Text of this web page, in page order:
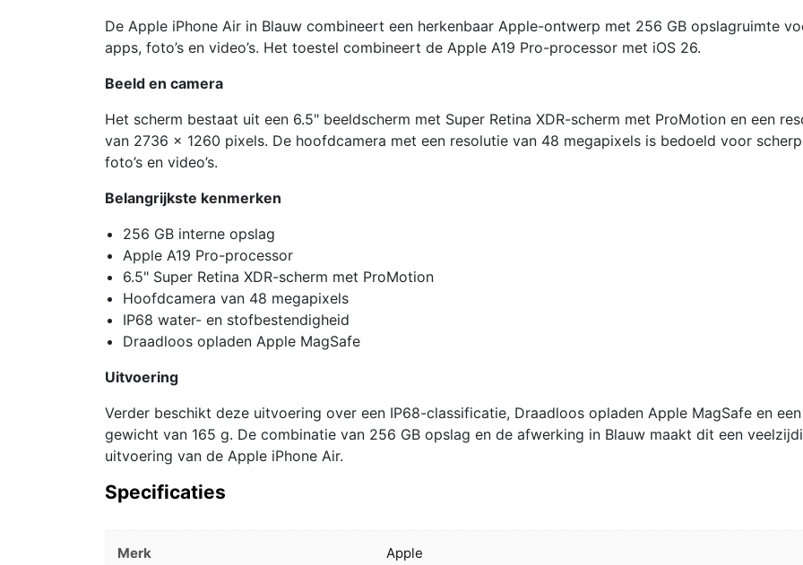
De Apple iPhone Air in Blauw combineert een herkenbaar Apple-ontwerp met 256 GB opslagruimte
apps, foto’s en video’s. Het toestel combineert de Apple A19 Pro-processor met iOS 26.
Beeld en camera
Het scherm bestaat uit een 6.5" beeldscherm met Super Retina XDR-scherm met ProMotion en een
van 2736 x 1260 pixels. De hoofdcamera met een resolutie van 48 megapixels is bedoeld voor
foto’s en video’s.
Belangrijkste kenmerken
256 GB interne opslag
Apple A19 Pro-processor
6.5" Super Retina XDR-scherm met ProMotion
Hoofdcamera van 48 megapixels
IP68 water- en stofbestendigheid
Draadloos opladen Apple MagSafe
Uitvoering
Verder beschikt deze uitvoering over een IP68-classificatie, Draadloos opladen Apple MagSafe en een
gewicht van 165 g. De combinatie van 256 GB opslag en de afwerking in Blauw maakt dit een
uitvoering van de Apple iPhone Air.
Specificaties
Merk Apple